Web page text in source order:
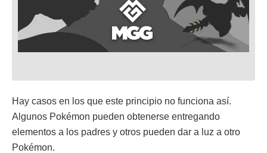
Hay casos en los que este principio no funciona así.
Algunos Pokémon pueden obtenerse entregando
elementos a los padres y otros pueden dar a luz a otro
Pokémon.